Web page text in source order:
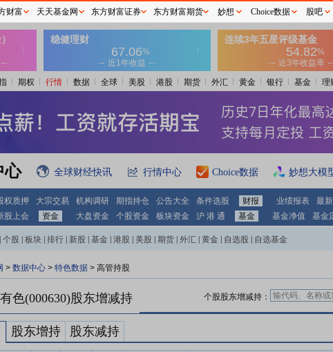
期权 行情 数据 全球 美股 港股 期货 外汇 黄金 银行 基金 理
心 全球财经快讯 行情中心 Choice数据 妙想大模
权质押 大宗交易 机构调研 期指持仓 公告大全 条件选股 财报 业绩报表 最
股上会 资金 大盘资金 个股资金 板块资金 沪 港 通 基金 基金净值 基金
个股 板块 排行 新股 基金 港股 美股 期货 外汇 黄金 自选股 自选基金
> 数据中心 > 特色数据 > 高管持股
色(000630)股东增减持 个股股东增减持：
股东增持 股东减持
财富 天天基金网 东方财富证券 东方财富期货 妙想 Choice数据 股吧